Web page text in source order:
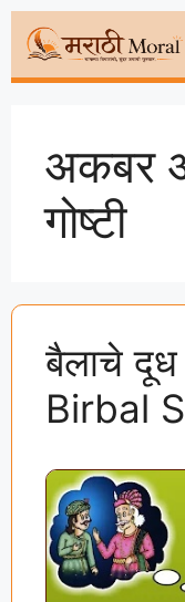
Skip
to
content
अकबर
गोष्टी
बैलाचे
Birbal